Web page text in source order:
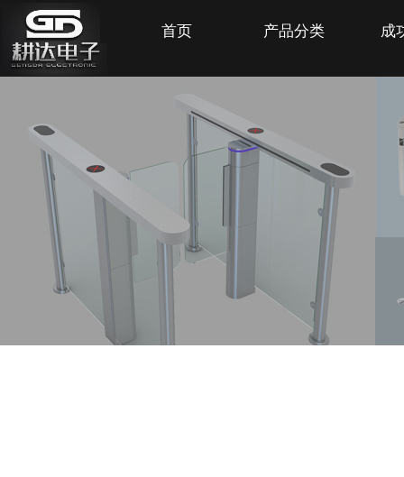
首页 产品分类 成
SHANGHAI GENGDA ELECTRONIC COMPANY